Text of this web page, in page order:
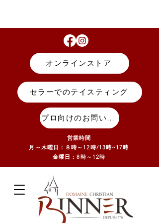
オンラインストア
セラーでのテイスティング
プロ向けのお問い合わせ
営業時間
月～木曜日：８時～12時/13時~17時
金曜日：8時～12時